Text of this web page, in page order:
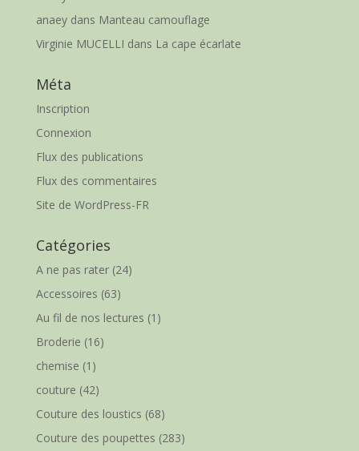
anaeydans Manteau camouflage
Virginie MUCELLI dans La cape écarlate
Méta
Inscription
Connexion
Flux des publications
Flux des commentaires
Site de WordPress-FR
Catégories
A ne pas rater(24)
Accessoires (63)
Au fil de nos lectures (1)
Broderie (16)
chemise (1)
couture (42)
Couture des loustics (68)
Couture des poupettes (283)